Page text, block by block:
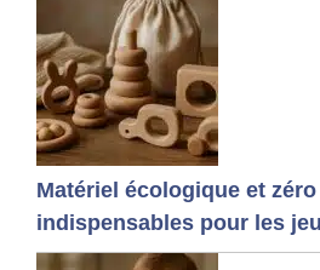
Matériel écologique et
indispensables pour les